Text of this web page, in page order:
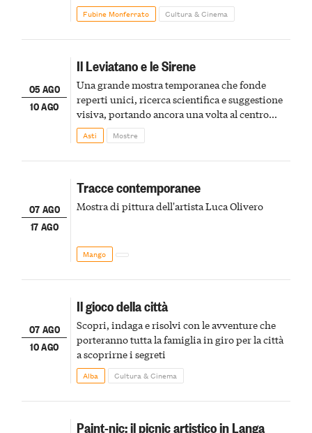
Fubine Monferrato Cultura & Cinema
05 AGO
10 AGO
Il Leviatano e le Sirene
Una grande mostra temporanea che fonde
reperti unici, ricerca scientifica e suggestione
visiva, portando ancora una volta al centro
della scena le meraviglie del passato astigiano
Asti Mostre
07 AGO
17 AGO
Tracce contemporanee
Mostra di pittura dell'artista Luca Olivero
Mango
07 AGO
10 AGO
Il gioco della città
Scopri, indaga e risolvi con le avventure che
porteranno tutta la famiglia in giro per la città
a scoprirne i segreti
Alba Cultura & Cinema
Paint-nic: il picnic artistico in Langa